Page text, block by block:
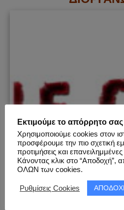
Εκτιμούμε το απόρρητο σας
Χρησιμοποιούμε cookies στον
προσφέρουμε την πιο σχετική
προτιμήσεις και
Κάνοντας κλικ στο “Αποδοχή”,
ΟΛΩΝ των cookies.
Ρυθμίσεις Cookies